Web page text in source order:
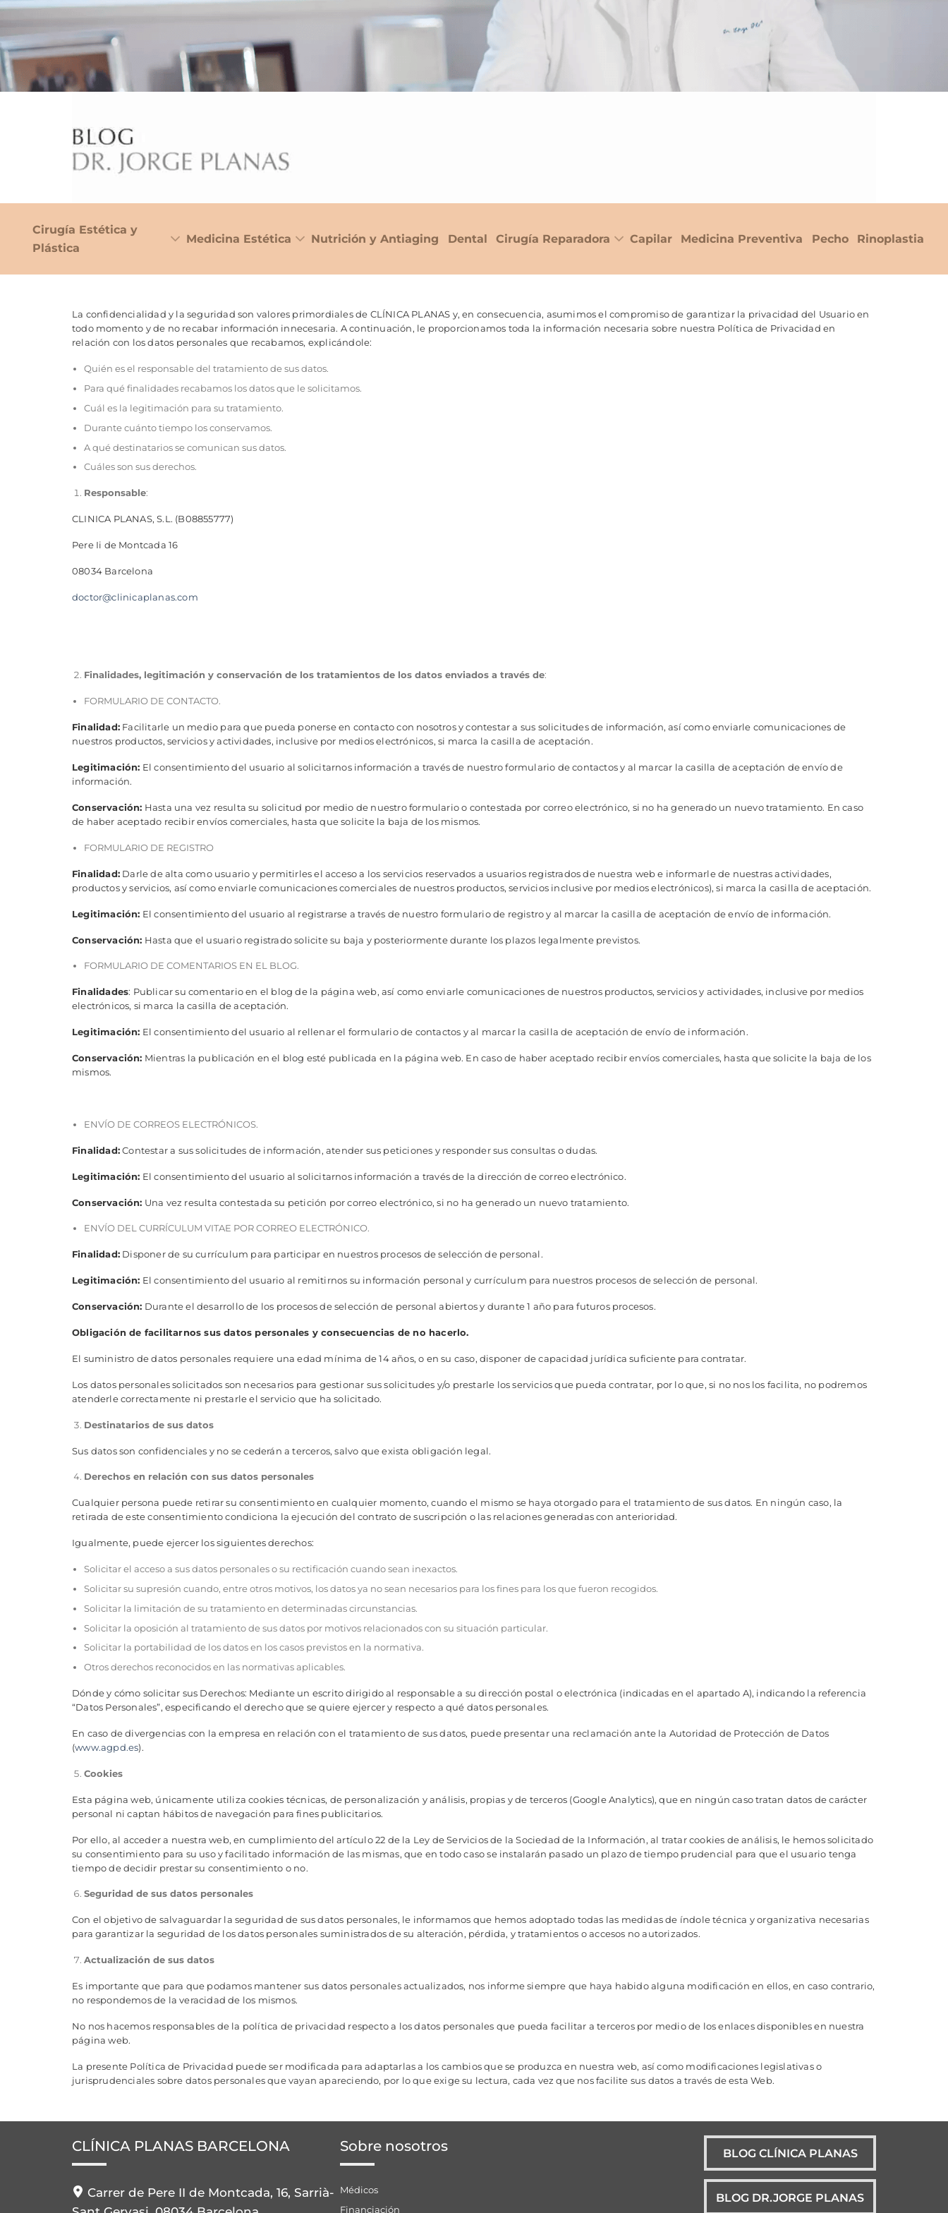
Cirugía Estética y
Plástica
Medicina Estética Nutrición y Antiaging Dental Cirugía Reparadora Capilar Medicina Preventiva Pecho Rinoplastia
La confidencialidad y la seguridad son valores primordiales de CLÍNICA PLANAS y, en consecuencia, asumimos el compromiso de garantizar la privacidad del Usuario en
todo momento y de no recabar información innecesaria. A continuación, le proporcionamos toda la información necesaria sobre nuestra Política de Privacidad en
relación con los datos personales que recabamos, explicándole:
Quién es el responsable del tratamiento de sus datos.
Para qué finalidades recabamos los datos que le solicitamos.
Cuál es la legitimación para su tratamiento.
Durante cuánto tiempo los conservamos.
A qué destinatarios se comunican sus datos.
Cuáles son sus derechos.
Responsable:
CLINICA PLANAS, S.L. (B08855777)
Pere Ii de Montcada 16
08034 Barcelona
doctor@clinicaplanas.com
Finalidades, legitimación y conservación de los tratamientos de los datos enviados a través de:
FORMULARIO DE CONTACTO.
Finalidad: Facilitarle un medio para que pueda ponerse en contacto con nosotros y contestar a sus solicitudes de información, así como enviarle comunicaciones de
nuestros productos, servicios y actividades, inclusive por medios electrónicos, si marca la casilla de aceptación.
Legitimación: El consentimiento del usuario al solicitarnos información a través de nuestro formulario de contactos y al marcar la casilla de aceptación de envío de
información.
Conservación: Hasta una vez resulta su solicitud por medio de nuestro formulario o contestada por correo electrónico, si no ha generado un nuevo tratamiento. En caso
de haber aceptado recibir envíos comerciales, hasta que solicite la baja de los mismos.
FORMULARIO DE REGISTRO
Finalidad: Darle de alta como usuario y permitirles el acceso a los servicios reservados a usuarios registrados de nuestra web e informarle de nuestras actividades,
productos y servicios, así como enviarle comunicaciones comerciales de nuestros productos, servicios inclusive por medios electrónicos), si marca la casilla de aceptación.
Legitimación: El consentimiento del usuario al registrarse a través de nuestro formulario de registro y al marcar la casilla de aceptación de envío de información.
Conservación: Hasta que el usuario registrado solicite su baja y posteriormente durante los plazos legalmente previstos.
FORMULARIO DE COMENTARIOS EN EL BLOG.
Finalidades: Publicar su comentario en el blog de la página web, así como enviarle comunicaciones de nuestros productos, servicios y actividades, inclusive por medios
electrónicos, si marca la casilla de aceptación.
Legitimación: El consentimiento del usuario al rellenar el formulario de contactos y al marcar la casilla de aceptación de envío de información.
Conservación: Mientras la publicación en el blog esté publicada en la página web. En caso de haber aceptado recibir envíos comerciales, hasta que solicite la baja de los
mismos.
ENVÍO DE CORREOS ELECTRÓNICOS.
Finalidad:Contestar a sus solicitudes de información, atender sus peticiones y responder sus consultas o dudas.
Legitimación: El consentimiento del usuario al solicitarnos información a través de la dirección de correo electrónico.
Conservación: Una vez resulta contestada su petición por correo electrónico, si no ha generado un nuevo tratamiento.
ENVÍO DEL CURRÍCULUM VITAE POR CORREO ELECTRÓNICO.
Finalidad: Disponer de su currículum para participar en nuestros procesos de selección de personal.
Legitimación: El consentimiento del usuario al remitirnos su información personal y currículum para nuestros procesos de selección de personal.
Conservación: Durante el desarrollo de los procesos de selección de personal abiertos y durante 1 año para futuros procesos.
Obligación de facilitarnos sus datos personales y consecuencias de no hacerlo.
El suministro de datos personales requiere una edad mínima de 14 años, o en su caso, disponer de capacidad jurídica suficiente para contratar.
Los datos personales solicitados son necesarios para gestionar sus solicitudes y/o prestarle los servicios que pueda contratar, por lo que, si no nos los facilita, no podremos
atenderle correctamente ni prestarle el servicio que ha solicitado.
Destinatarios de sus datos
Sus datos son confidenciales y no se cederán a terceros, salvo que exista obligación legal.
Derechos en relación con sus datos personales
Cualquier persona puede retirar su consentimiento en cualquier momento, cuando el mismo se haya otorgado para el tratamiento de sus datos. En ningún caso, la
retirada de este consentimiento condiciona la ejecución del contrato de suscripción o las relaciones generadas con anterioridad.
Igualmente, puede ejercer los siguientes derechos:
Solicitar el acceso a sus datos personales o su rectificación cuando sean inexactos.
Solicitar su supresión cuando, entre otros motivos, los datos ya no sean necesarios para los fines para los que fueron recogidos.
Solicitar la limitación de su tratamiento en determinadas circunstancias.
Solicitar la oposición al tratamiento de sus datos por motivos relacionados con su situación particular.
Solicitar la portabilidad de los datos en los casos previstos en la normativa.
Otros derechos reconocidos en las normativas aplicables.
Dónde y cómo solicitar sus Derechos: Mediante un escrito dirigido al responsable a su dirección postal o electrónica (indicadas en el apartado A), indicando la referencia
“Datos Personales”, especificando el derecho que se quiere ejercer y respecto a qué datos personales.
En caso de divergencias con la empresa en relación con el tratamiento de sus datos, puede presentar una reclamación ante la Autoridad de Protección de Datos
(www.agpd.es).
Cookies
Esta página web, únicamente utiliza cookies técnicas, de personalización y análisis, propias y de terceros (Google Analytics), que en ningún caso tratan datos de carácter
personal ni captan hábitos de navegación para fines publicitarios.
Por ello, al acceder a nuestra web, en cumplimiento del artículo 22 de la Ley de Servicios de la Sociedad de la Información, al tratar cookies de análisis, le hemos solicitado
su consentimiento para su uso y facilitado información de las mismas, que en todo caso se instalarán pasado un plazo de tiempo prudencial para que el usuario tenga
tiempo de decidir prestar su consentimiento o no.
Seguridad de sus datos personales
Con el objetivo de salvaguardar la seguridad de sus datos personales, le informamos que hemos adoptado todas las medidas de índole técnica y organizativa necesarias
para garantizar la seguridad de los datos personales suministrados de su alteración, pérdida, y tratamientos o accesos no autorizados.
Actualización de sus datos
Es importante que para que podamos mantener sus datos personales actualizados, nos informe siempre que haya habido alguna modificación en ellos, en caso contrario,
no respondemos de la veracidad de los mismos.
No nos hacemos responsables de la política de privacidad respecto a los datos personales que pueda facilitar a terceros por medio de los enlaces disponibles en nuestra
página web.
La presente Política de Privacidad puede ser modificada para adaptarlas a los cambios que se produzca en nuestra web, así como modificaciones legislativas o
jurisprudenciales sobre datos personales que vayan apareciendo, por lo que exige su lectura, cada vez que nos facilite sus datos a través de esta Web.
CLÍNICA PLANAS BARCELONA
Carrer de Pere II de Montcada, 16, Sarrià-
Sobre nosotros
Médicos
Financiación
BLOG CLÍNICA PLANAS
BLOG DR.JORGE PLANAS